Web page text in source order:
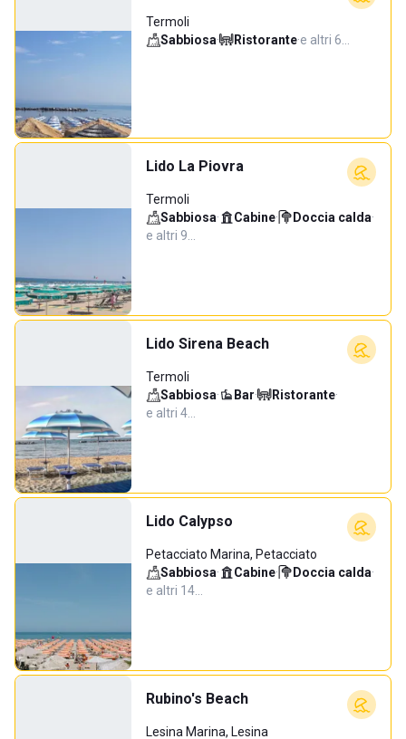
Termoli
Sabbiosa· Ristorante·e altri 6…
Lido La Piovra
Termoli
Sabbiosa· Cabine· Doccia calda·
e altri 9…
Lido Sirena Beach
Termoli
Sabbiosa· Bar· Ristorante·
e altri 4…
Lido Calypso
Petacciato Marina, Petacciato
Sabbiosa· Cabine· Doccia calda·
e altri 14…
Rubino's Beach
Lesina Marina, Lesina